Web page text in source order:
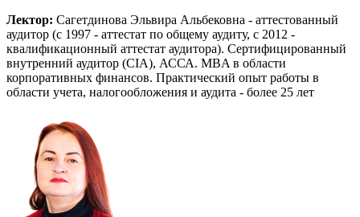
Лектор: Сагетдинова Эльвира Альбековна - аттестованный
аудитор (c 1997 - аттестат по общему аудиту, c 2012 -
квалификационный аттестат аудитора). Сертифицированный
внутренний аудитор (CIA), АССА. MBA в области
корпоративных финансов. Практический опыт работы в
области учета, налогообложения и аудита - более 25 лет